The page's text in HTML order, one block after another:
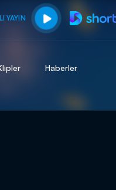
YAYINikili
Haberler